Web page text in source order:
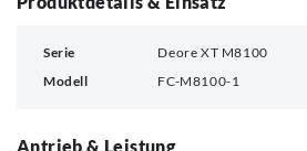
Serie
Deore XT M8100
Modell
FC-M8100-1
Antrieb & Leistung